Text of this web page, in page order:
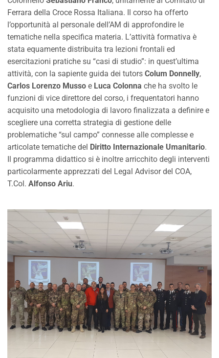
Ferrara della Croce Rossa Italiana. Il corso ha offerto
l’opportunità al personale dell’AM di approfondire le
tematiche nella specifica materia. L’attività formativa è
stata equamente distribuita tra lezioni frontali ed
esercitazioni pratiche su “casi di studio”: in quest’ultima
attività, con la sapiente guida dei tutors Colum Donnelly,
Carlos Lorenzo Musso e Luca Colonna che ha svolto le
funzioni di vice direttore del corso, i frequentatori hanno
acquisito una metodologia di lavoro finalizzata a definire e
scegliere una corretta strategia di gestione delle
problematiche “sul campo” connesse alle complesse e
articolate tematiche del Diritto Internazionale Umanitario.
Il programma didattico si è inoltre arricchito degli interventi
particolarmente apprezzati del Legal Advisor del COA,
T.Col. Alfonso Ariu.